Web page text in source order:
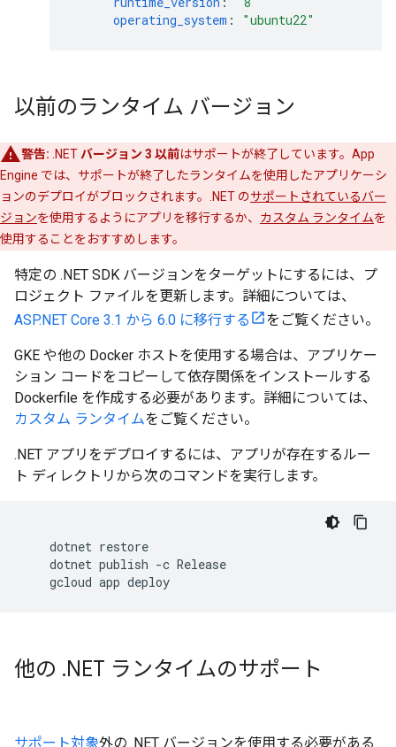
operating_system : "ubuntu22"
以前のランタイム バージョン
警告: .NET バージョン 3 以前はサポートが終了しています。App
Engine では、サポートが終了したランタイムを使用したアプリケーシ
ョンのデプロイがブロックされます。.NET のサポートされているバー
ジョンを使用するようにアプリを移行するか、 カスタム ランタイムを
使用することをおすすめします。
特定の .NET SDK バージョンをターゲットにするには、プ
ロジェクト ファイルを更新します。詳細については、
ASP.NET Core 3.1 から 6.0 に移行する
をご覧ください。
GKE や他の Docker ホストを使用する場合は、アプリケー
ション コードをコピーして依存関係をインストールする
Dockerfile を作成する必要があります。詳細については、
カスタム ランタイムをご覧ください。
.NET アプリをデプロイするには、アプリが存在するルー
ト ディレクトリから次のコマンドを実行します。
    dotnet restore
    dotnet publish -c Release
他の .NET ランタイムのサポート
サポート対象外の .NET バージョンを使用する必要がある